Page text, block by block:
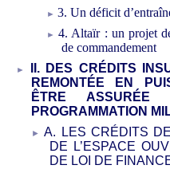
3. Un déficit
4. Altaïr : un projet
de commandement
II. DES CRÉDITS
REMONTÉE EN
ÊTRE
PROGRAMMATION
A. LES CRÉDITS
DE L’ESPACE
DE LOI DE